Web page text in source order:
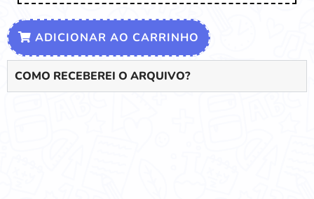
ADICIONAR AO CARRINHO
COMO RECEBEREI O ARQUIVO?